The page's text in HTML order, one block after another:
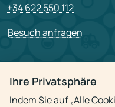
Ihre Privatsphäre
Indem Sie auf „Alle
+34 622 550 112
Besuch anfragen
Für Partner